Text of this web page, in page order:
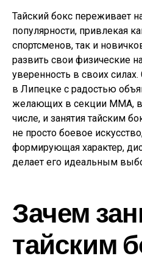
Тайский бокс переживает
популярности, привлекая
спортсменов, так и
развить свои физические
уверенность в своих
в Липецке с радостью
желающих в секции MMA,
числе, и занятия тайским
не просто боевое
формирующая характер,
делает его идеальным
Зачем
тайским